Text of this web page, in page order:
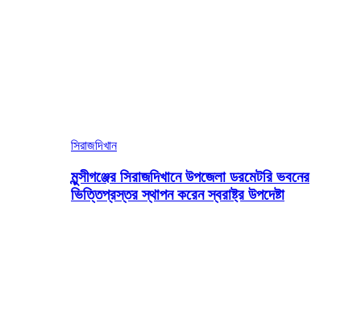
সিরাজদিখান
মুন্সীগঞ্জের সিরাজদিখানে উপজেলা ডরমেটরি ভবনের
ভিত্তিপ্রস্তর স্থাপন করেন স্বরাষ্ট্র উপদেষ্টা